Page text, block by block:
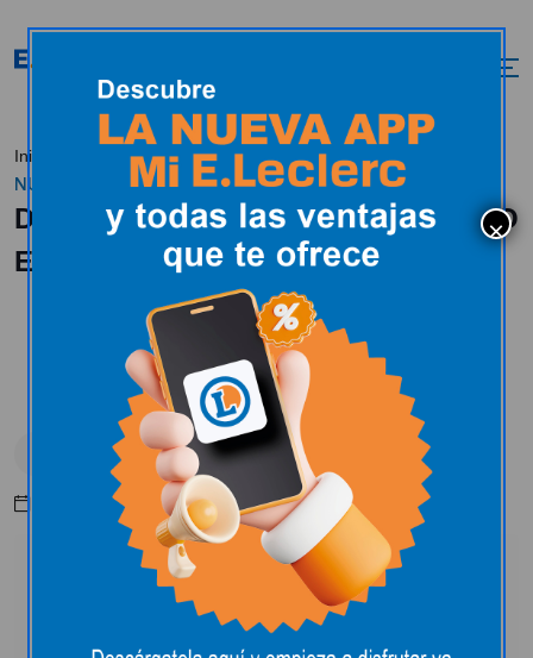
Inicio Actualidad En estos momentos
DESCUBRE
NUESTRO MERCADILLO EN E.LECLERC SORIA.
DESCUBRE NUESTRO MERCADILLO
EN E.LECLERC SORIA.
En estos momentos
Febrero 11, 2025